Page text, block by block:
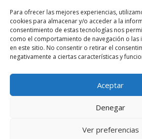
Para ofrecer las mejores experiencias,
cookies para almacenar y/o acceder a la
consentimiento de estas tecnologías nos
como el comportamiento de navegación o las
en este sitio. No consentir o retirar el
negativamente a ciertas características y
Aceptar
Denegar
Ver preferencias
– ERP INTEGRA QS
– Software DIM3D TEAMS, para
departamento de diseño y
Expediente: IMDIGA/
Importe:
Copyright © 2026 | COAST